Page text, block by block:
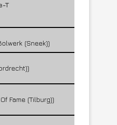
T
(Sneek))
Fame (Tilburg))